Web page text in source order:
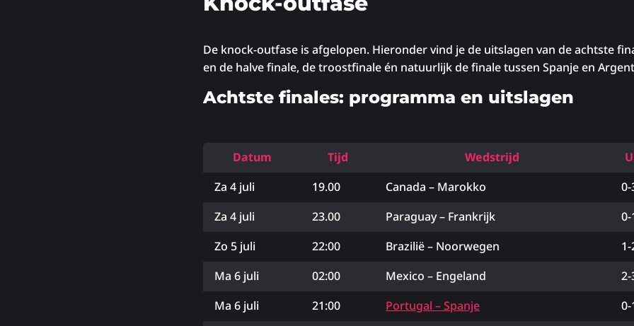
De knock-outfase is afgelopen. Hieronder vind je de uitslagen van de achtste
en de halve finale, de troostfinale én natuurlijk de finale tussen Spanje en
Achtste finales: programma en uitslagen
Datum Tijd Wedstrijd
Za 4 juli
19.00 Canada – Marokko
0-
Za 4 juli
23.00 Paraguay – Frankrijk
0-
Zo 5 juli
22:00 Brazilië – Noorwegen
Ma 6 juli
02:00 Mexico – Engeland
2-
Ma 6 juli
21:00 Portugal – Spanje
0-